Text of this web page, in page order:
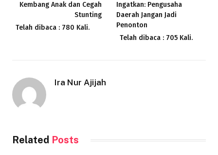
Kembang Anak dan Cegah
Stunting
Telah dibaca : 780 Kali.
Ingatkan: Pengusaha
Daerah Jangan Jadi
Penonton
Telah dibaca : 705 Kali.
Ira Nur Ajijah
Related Posts